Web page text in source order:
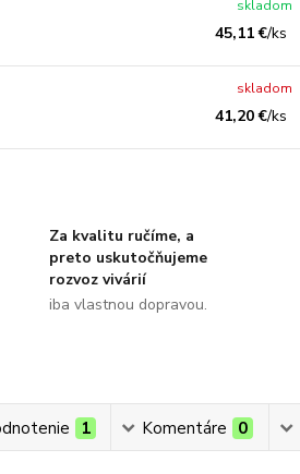
45,11 €/ks
skladom
41,20 €/ks
skladom
Za kvalitu ručíme, a
preto uskutočňujeme
rozvoz vivárií
iba vlastnou dopravou.
1 Komentáre 0